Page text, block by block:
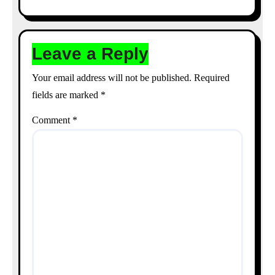
Leave a Reply
Your email address will not be published. Required
fields are marked *
Comment *